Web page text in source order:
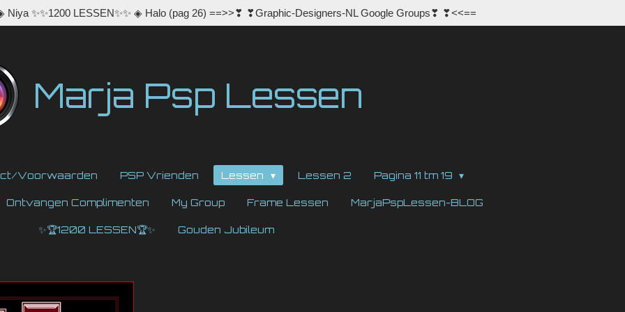
✨✨1200 LESSEN✨✨ ◈ Halo (pag 26) ==>>❣ ❣Graphic-Designers-NL Google Groups❣ ❣<<==
Marja Psp Lessen
Voorwaarden PSP Vrienden Lessen Lessen 2 Pagina 11 tm 19
Ontvangen Complimenten My Group Frame Lessen MarjaPspLessen-BLOG
✨🏆1200 LESSEN🏆✨ Gouden Jubileum